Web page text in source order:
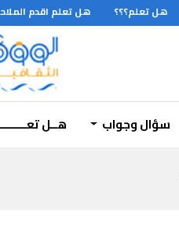
هل تعلم؟؟؟ هل تعلم اقدم
سؤال وجواب هــل